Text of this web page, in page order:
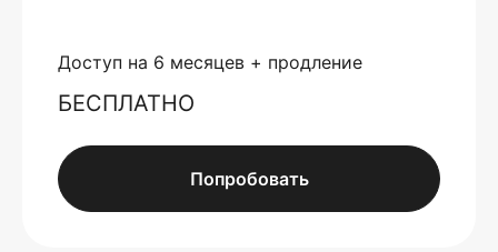
Доступ на 6 месяцев + продление
БЕСПЛАТНО
Попробовать